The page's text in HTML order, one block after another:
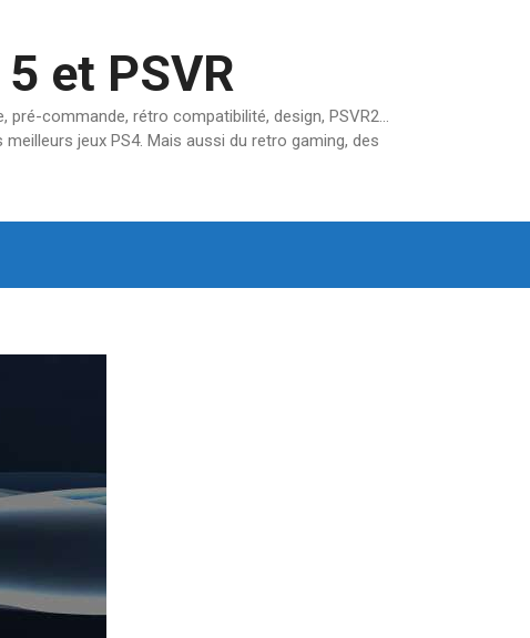
et PSVR
pré-commande, rétro compatibilité, design, PSVR2…
jeux PS4. Mais aussi du retro gaming, des